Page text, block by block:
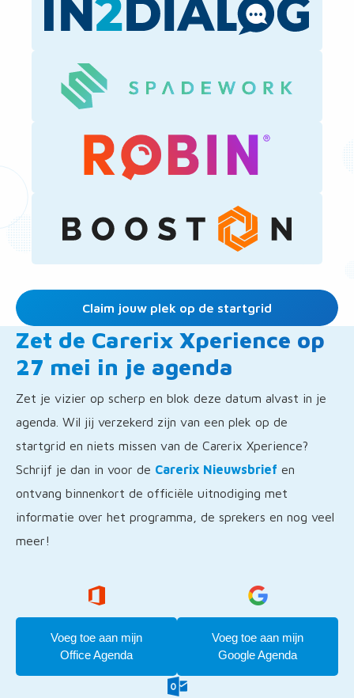
single
Claim jouw plek op de startgrid
Zet de Carerix Xperience op
27 mei in je agenda
Zet je vizier op scherp en blok deze datum alvast in je
agenda. Wil jij verzekerd zijn van een plek op de
startgrid en niets missen van de Carerix Xperience?
Schrijf je dan in voor de Carerix Nieuwsbrief en
ontvang binnenkort de officiële uitnodiging met
informatie over het programma, de sprekers en nog veel
meer!
Voeg toe aan mijn
Office Agenda
Voeg toe aan mijn
Google Agenda